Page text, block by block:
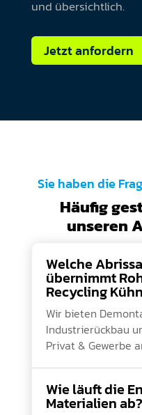
und übersichtlich.
Jetzt anfordern
Sie haben die
Häufig
unseren
Welche
übernimmt
Recycling
Wir bieten
Industrierückbau
Privat & Gewerbe
Wie läuft die
Materialien ab?